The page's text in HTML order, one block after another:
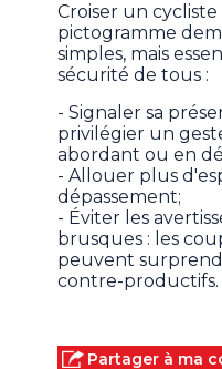
Croiser un
pictogramme
simples, mais
sécurité de tous :
- Signaler sa
privilégier un
abordant ou en
- Allouer plus
dépassement;
- Éviter les
brusques : les
peuvent
contre-productifs.
Partager à ma